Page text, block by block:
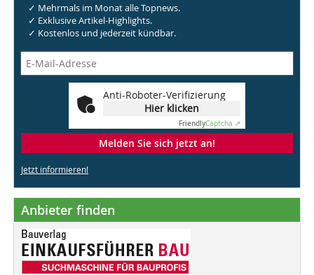
✓ Mehrmals im Monat alle Topnews.
✓ Exklusive Artikel-Highlights.
✓ Kostenlos und jederzeit kündbar.
Anti-Roboter-Verifizierung
Hier klicken
FriendlyCaptcha ⇗
Melden Sie sich jetzt an!
Jetzt informieren!
Anbieter finden